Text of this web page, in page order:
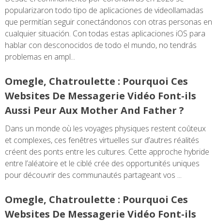
popularizaron todo tipo de aplicaciones de videollamadas
que permitían seguir conectándonos con otras personas en
cualquier situación. Con todas estas aplicaciones iOS para
hablar con desconocidos de todo el mundo, no tendrás
problemas en ampl...
Omegle, Chatroulette : Pourquoi Ces
Websites De Messagerie Vidéo Font-ils
Aussi Peur Aux Mother And Father ?
Dans un monde où les voyages physiques restent coûteux
et complexes, ces fenêtres virtuelles sur d’autres réalités
créent des ponts entre les cultures. Cette approche hybride
entre l’aléatoire et le ciblé crée des opportunités uniques
pour découvrir des communautés partageant vos ...
Omegle, Chatroulette : Pourquoi Ces
Websites De Messagerie Vidéo Font-ils